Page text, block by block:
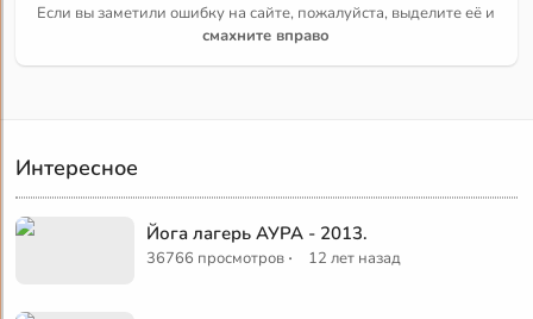
Если вы заметили ошибку на сайте, пожалуйста, выделите её и
смахните вправо
Интересное
Йога лагерь АУРА - 2013.
36766 просмотров · 12 лет назад